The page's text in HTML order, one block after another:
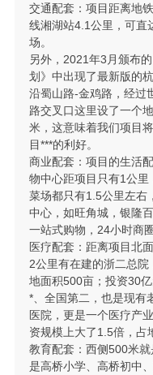
交通配套：项目距离地
线湘湖站4.1公里，可直
场。
另外，2021年3月颁布
划》中出现了最新版的
沿蜀山路-金鸡路，经过
路交叉口这里设了一个
米，这意味着我们项目
目***的利好。
商业配套：项目的生活
物中心距项目只有1公
菜场都只有1.5公里左右
中心，如旺角城，银隆
一站式购物，24小时商
医疗配套：距离项目北
2公里有在建的浙二总
地面积500亩；投资30
*、全国第二，也是现有
医院，更是一个医疗产
资规模上大了1.5倍，占
教育配套：西侧500米
是高桥小学、高桥初中